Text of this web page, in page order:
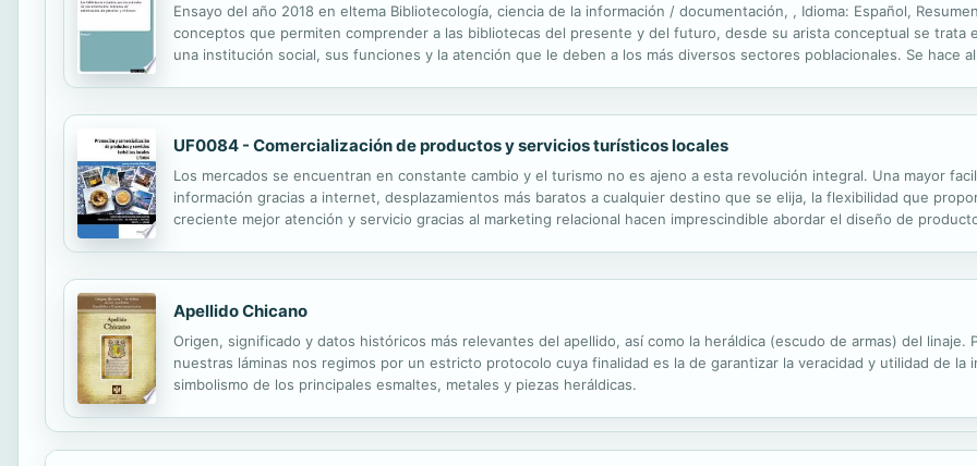
Ensayo del año 2018 en eltema Bibliotecología, ciencia de la información / documentación, , Idioma: Español,
conceptos que permiten comprender a las bibliotecas del presente y del futuro, desde su arista conceptual se trata
una institución social, sus funciones y la atención que le deben a los más diversos sectores poblacionales. Se hace
UF0084 - Comercialización de productos y servicios turísticos locales
Los mercados se encuentran en constante cambio y el turismo no es ajeno a esta revolución integral. Una mayor
información gracias a internet, desplazamientos más baratos a cualquier destino que se elija, la flexibilidad que
creciente mejor atención y servicio gracias al marketing relacional hacen imprescindible abordar el diseño de
Apellido Chicano
Origen, significado y datos históricos más relevantes del apellido, así como la heráldica (escudo de armas) del linaje.
nuestras láminas nos regimos por un estricto protocolo cuya finalidad es la de garantizar la veracidad y utilidad de la
simbolismo de los principales esmaltes, metales y piezas heráldicas.